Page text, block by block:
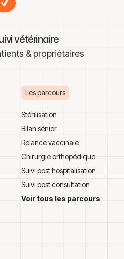
vétérinaire
& propriétaires
Les parcours
Stérilisation
Bilan sénior
Relance vaccinale
Chirurgie orthopédique
Suivi post hospitalisation
Suivi post consultation
Voir tous les parcours